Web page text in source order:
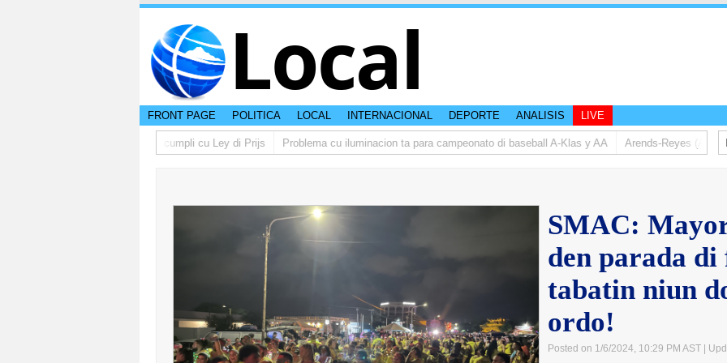
Local
FRONT PAGE POLITICA LOCAL INTERNACIONAL DEPORTE ANALISIS LIVE
lo multa supermercado cu no cumpli cu Ley di Prijs Problema cu iluminacion ta para campeonato di baseball A-Klas y AA Arends-Reyes (AVP):
SMAC:
den parada di
tabatin niun
ordo!
Posted on 1/6/2024, 10:29 PM AST |